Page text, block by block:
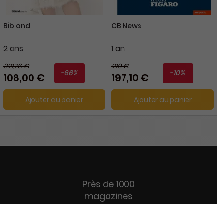
Biblond
2 ans
321,76 €
108,00 € -66%
Ajouter au panier
CB News
1 an
219 €
197,10 € -10%
Ajouter au panier
Près de 1000
magazines